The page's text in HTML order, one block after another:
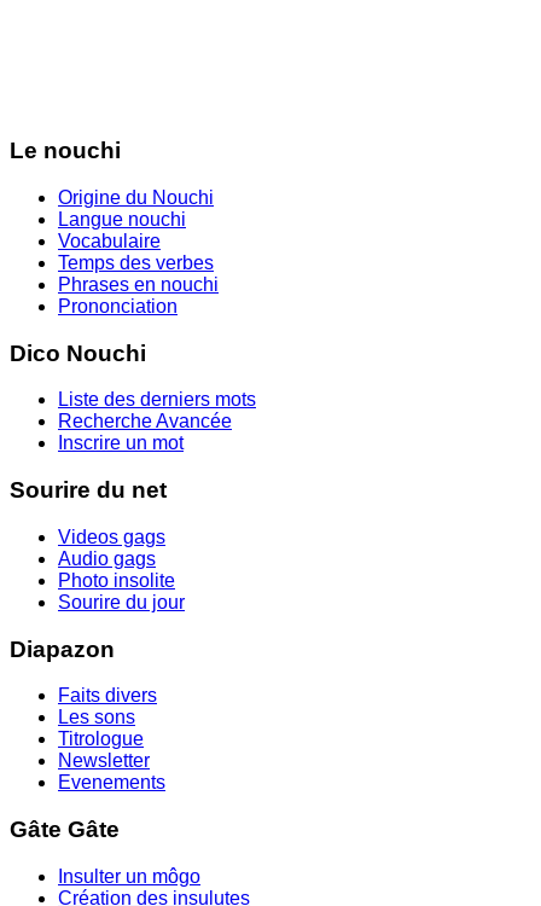
Le nouchi
Origine du Nouchi
Langue nouchi
Vocabulaire
Temps des verbes
Phrases en nouchi
Prononciation
Dico Nouchi
Liste des derniers mots
Recherche Avancée
Inscrire un mot
Sourire du net
Videos gags
Audio gags
Photo insolite
Sourire du jour
Diapazon
Faits divers
Les sons
Titrologue
Newsletter
Evenements
Gâte Gâte
Insulter un môgo
Création des insulutes